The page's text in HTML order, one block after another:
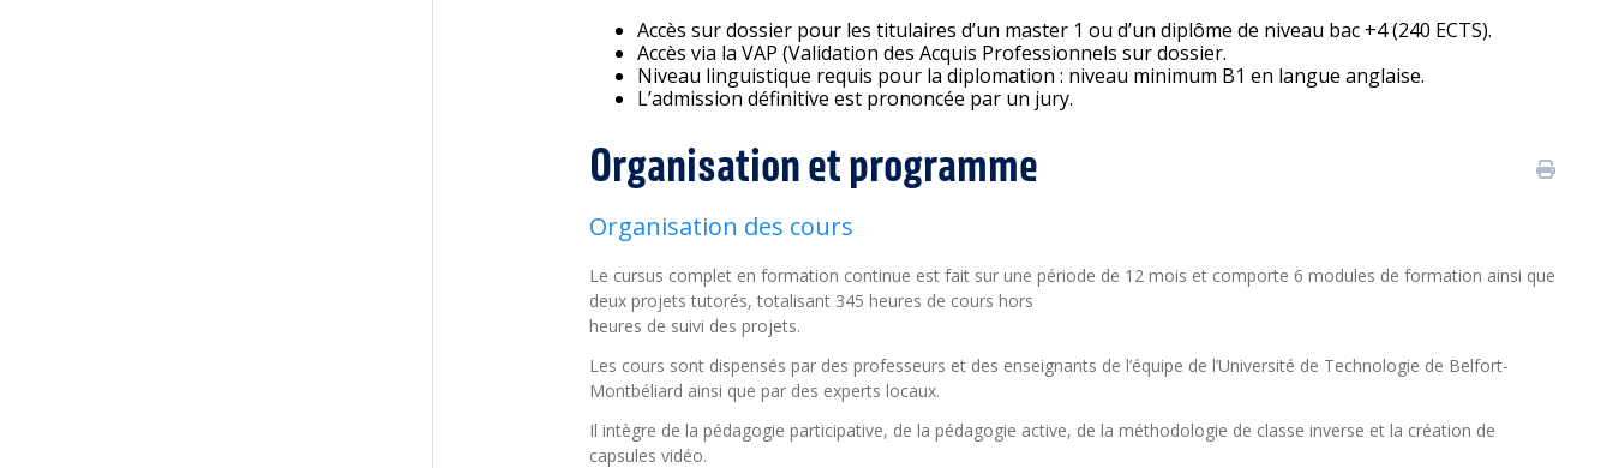
Accès sur dossier pour les titulaires d’un master 1 ou d’un diplôme de niveau bac +4 (240 ECTS).
Accès via la VAP (Validation des Acquis Professionnels sur dossier.
Niveau linguistique requis pour la diplomation : niveau minimum B1 en langue anglaise.
L’admission définitive est prononcée par un jury.
Organisation et programme
Organisation des cours
Le cursus complet en formation continue est fait sur une période de 12 mois et comporte 6 modules de formation ainsi que
deux projets tutorés, totalisant 345 heures de cours hors
heures de suivi des projets.
Les cours sont dispensés par des professeurs et des enseignants de l’équipe de l’Université de Technologie de Belfort-
Montbéliard ainsi que par des experts locaux.
Il intègre de la pédagogie participative, de la pédagogie active, de la méthodologie de classe inverse et la création de
capsules vidéo.